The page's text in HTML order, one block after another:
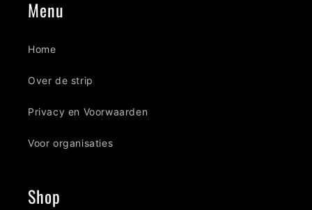
Menu
Home
Over de strip
Privacy en Voorwaarden
Voor organisaties
Shop